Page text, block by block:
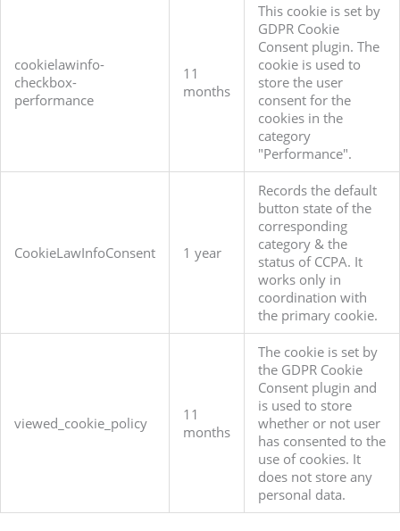
cookielawinfo-
checkbox-
performance
11
months
This cookie is set by
GDPR Cookie
Consent plugin. The
cookie is used to
store the user
consent for the
cookies in the
category
"Performance".
CookieLawInfoConsent 1 year
Records the default
button state of the
corresponding
category & the
status of CCPA. It
works only in
coordination with
the primary cookie.
viewed_cookie_policy
11
months
The cookie is set by
the GDPR Cookie
Consent plugin and
is used to store
whether or not user
has consented to the
use of cookies. It
does not store any
personal data.